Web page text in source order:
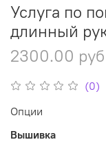
(0)
Услуга по
длинный
2300.00 руб
Опции
Вышивка